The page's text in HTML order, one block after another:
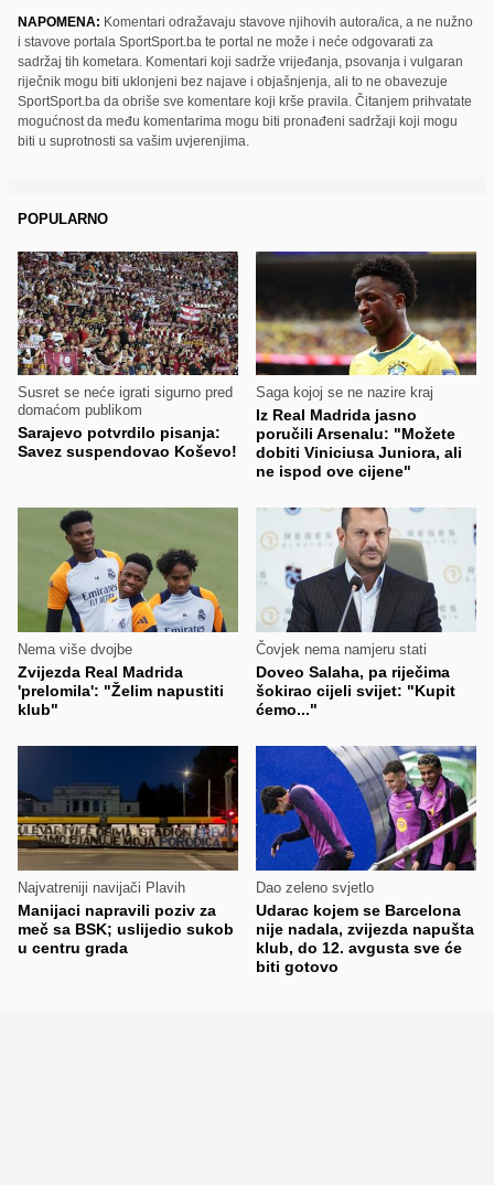
NAPOMENA: Komentari odražavaju stavove njihovih autora/ica, a ne nužno
i stavove portala SportSport.ba te portal ne može i neće odgovarati za
sadržaj tih kometara. Komentari koji sadrže vrijeđanja, psovanja i vulgaran
riječnik mogu biti uklonjeni bez najave i objašnjenja, ali to ne obavezuje
SportSport.ba da obriše sve komentare koji krše pravila. Čitanjem prihvatate
mogućnost da među komentarima mogu biti pronađeni sadržaji koji mogu
biti u suprotnosti sa vašim uvjerenjima.
POPULARNO
Susret se neće igrati sigurno pred
domaćom publikom
Sarajevo potvrdilo pisanja:
Savez suspendovao Koševo!
Saga kojoj se ne nazire kraj
Iz Real Madrida jasno
poručili Arsenalu: "Možete
dobiti Viniciusa Juniora, ali
ne ispod ove cijene"
Nema više dvojbe
Zvijezda Real Madrida
'prelomila': "Želim napustiti
klub"
Čovjek nema namjeru stati
Doveo Salaha, pa riječima
šokirao cijeli svijet: "Kupit
ćemo..."
Najvatreniji navijači Plavih
Manijaci napravili poziv za
meč sa BSK; uslijedio sukob
u centru grada
Dao zeleno svjetlo
Udarac kojem se Barcelona
nije nadala, zvijezda napušta
klub, do 12. avgusta sve će
biti gotovo